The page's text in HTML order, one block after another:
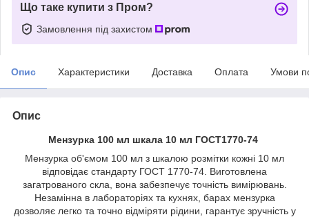
Що таке купити з Пром?
Замовлення під захистом
Опис Характеристики Доставка Оплата Умови
Опис
Мензурка 100 мл шкала 10 мл ГОСТ1770-74
Мензурка об'ємом 100 мл з шкалою розмітки кожні 10 мл
відповідає стандарту ГОСТ 1770-74. Виготовлена
загатрованого скла, вона забезпечує точність вимірювань.
Незамінна в лабораторіях та кухнях, барах мензурка
дозволяє легко та точно відміряти рідини, гарантує зручність у